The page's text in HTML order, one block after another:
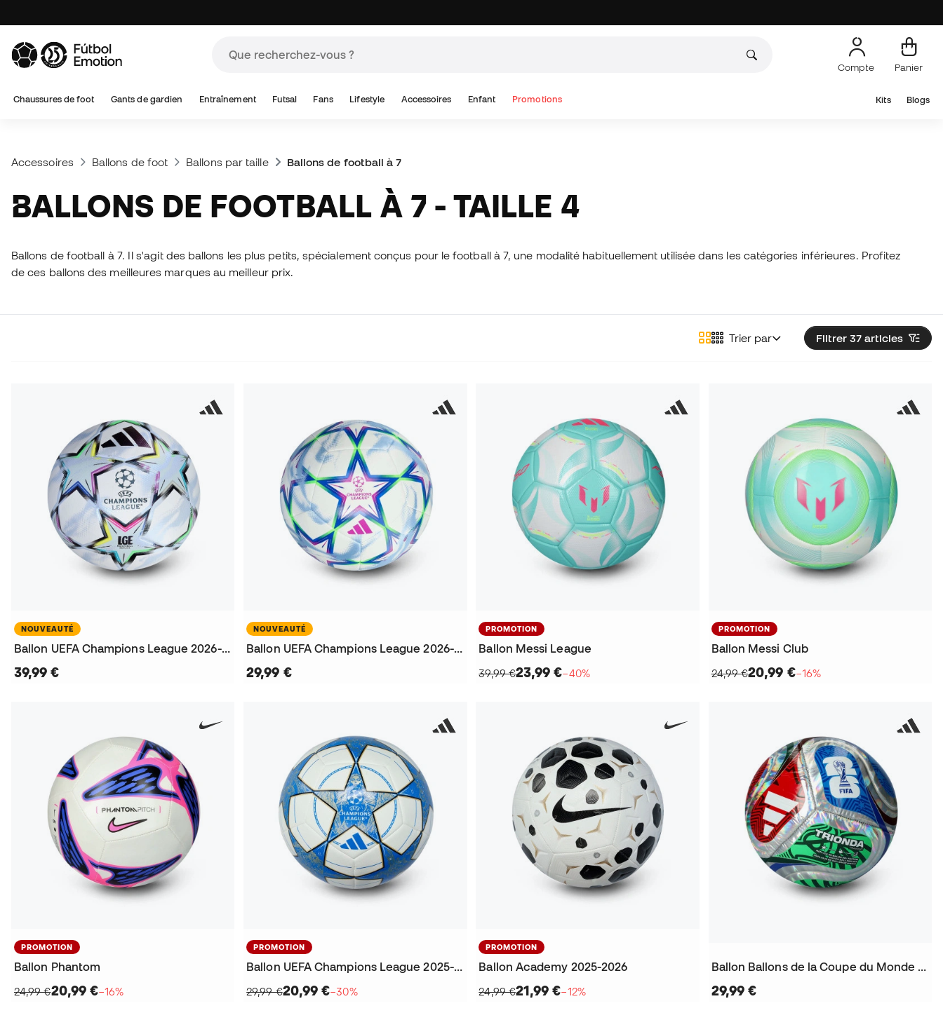
Compte Panier
Chaussures de foot Gants de gardien Entraînement Futsal Fans Lifestyle Accessoires Enfant Promotions Kits Blogs
Accessoires Ballons de foot Ballons par taille Ballons de football à 7
BALLONS DE FOOTBALL À 7 - TAILLE 4
Ballons de football à 7. Il s'agit des ballons les plus petits, spécialement conçus pour le football à 7, une modalité habituellement utilisée dans les catégories inférieures. Profitez
de ces ballons des meilleures marques au meilleur prix.
Filtrer 37 articles
Trier par
NOUVEAUTÉ
Ballon UEFA Champions League 2026-2027 League
39,99 €
NOUVEAUTÉ
Ballon UEFA Champions League 2026-2027 Training
29,99 €
PROMOTION
Ballon Messi League
39,99 €23,99 €−40%
PROMOTION
Ballon Messi Club
24,99 €20,99 €−16%
PROMOTION
Ballon Phantom
24,99 €20,99 €−16%
PROMOTION
Ballon UEFA Champions League 2025-2026 Training
29,99 €20,99 €−30%
PROMOTION
Ballon Academy 2025-2026
24,99 €21,99 €−12%
Ballon Ballons de la Coupe du Monde Trionda 2026 Training Foil
29,99 €